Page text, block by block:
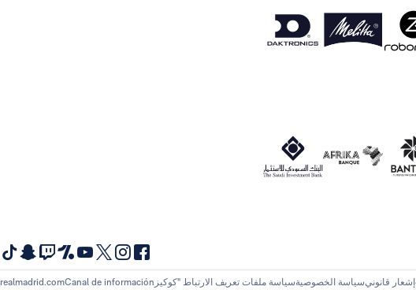
إشعار قانونيسياسة الخصوصيةسياسة ملفات تعريف الارتباط "كوكيز Canal de información
realmadrid.com